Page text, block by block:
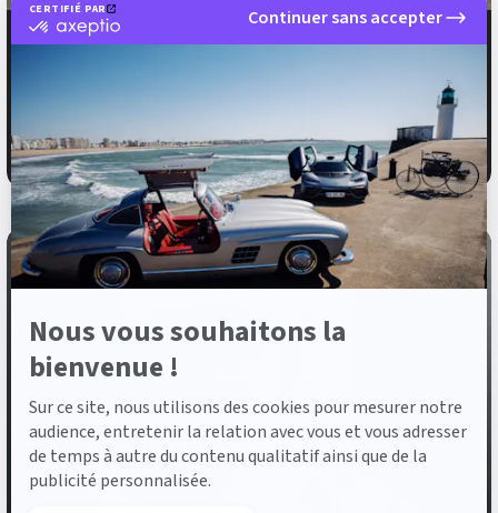
CERTIFIÉ PAR
certifié
sur
Axeptio
Continuer sans accepter
Nous vous souhaitons la
bienvenue !
Sur ce site, nous utilisons des cookies pour mesurer notre
audience, entretenir la relation avec vous et vous adresser
de temps à autre du contenu qualitatif ainsi que de la
publicité personnalisée.
MERCEDES-BENZ Actros
59 900 € HT